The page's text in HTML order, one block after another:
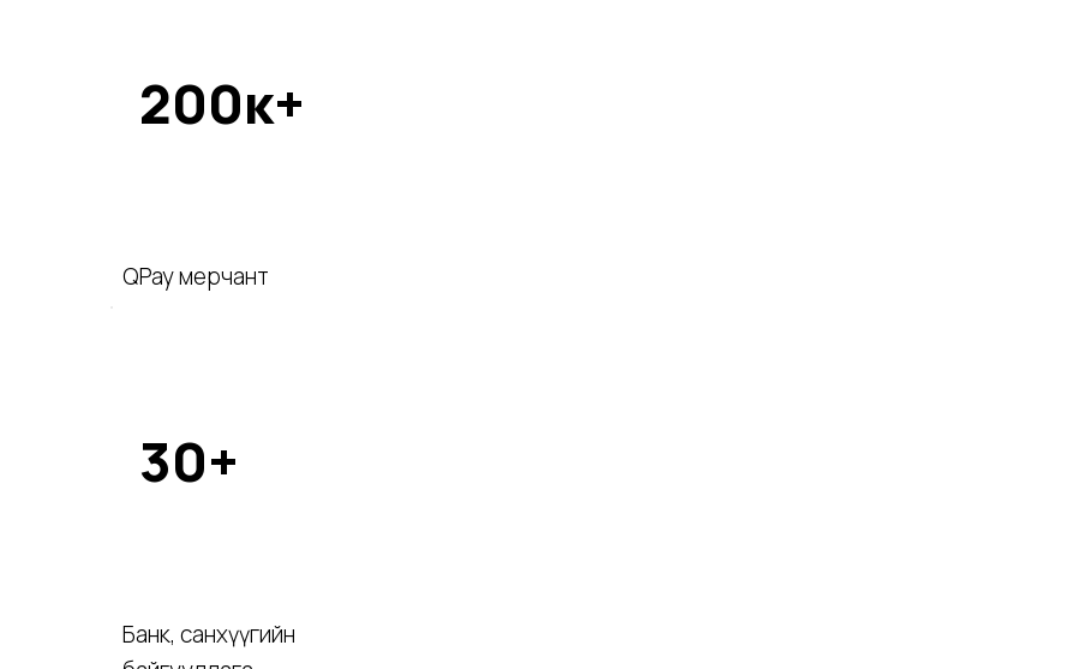
200к+
QPay мерчант
30+
Банк, санхүүгийн